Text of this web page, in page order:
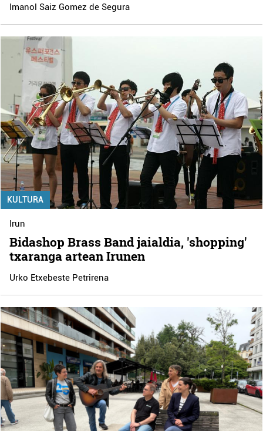
Imanol Saiz Gomez de Segura
KULTURA
Irun
Bidashop Brass Band jaialdia, 'shopping'
txaranga artean Irunen
Urko Etxebeste Petrirena